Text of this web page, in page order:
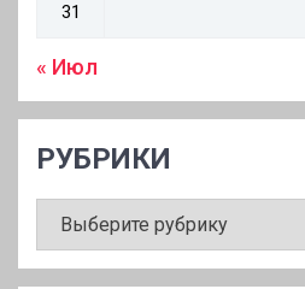
31
« Июл
РУБРИКИ